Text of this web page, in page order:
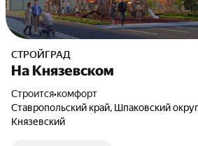
СТРОЙГРАД
На Князевском
Строится•комфорт
Ставропольский край, Шпаковский
Князевский